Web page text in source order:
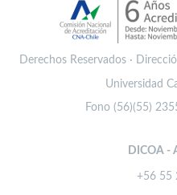
Derechos Reservados ·
Universidad
Fono (56)(55)
DICOA -
+56 55